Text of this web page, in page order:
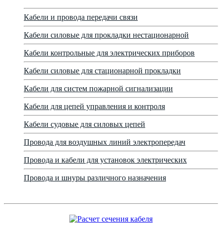
Кабели и провода передачи связи
Кабели силовые для прокладки нестационарной
Кабели контрольные для электрических приборов
Кабели силовые для стационарной прокладки
Кабели для систем пожарной сигнализации
Кабели для цепей управления и контроля
Кабели судовые для силовых цепей
Провода для воздушных линий электропередач
Провода и кабели для установок электрических
Провода и шнуры различного назначения